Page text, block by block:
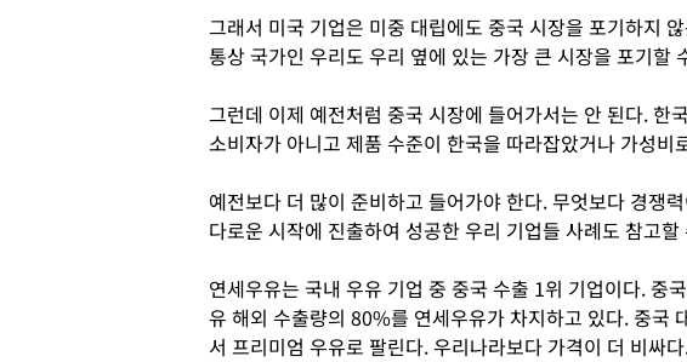
그래서 미국 기업은 미중 대립에도 중국 시장을 포기하지
통상 국가인 우리도 우리 옆에 있는 가장 큰 시장을 포기할
그런데 이제 예전처럼 중국 시장에 들어가서는 안 된다. 한
소비자가 아니고 제품 수준이 한국을 따라잡았거나 가성비
예전보다 더 많이 준비하고 들어가야 한다. 무엇보다 경쟁
다로운 시작에 진출하여 성공한 우리 기업들 사례도 참고할
연세우유는 국내 우유 기업 중 중국 수출 1위 기업이다. 중
유 해외 수출량의 80%를 연세우유가 차지하고 있다. 중국
서 프리미엄 우유로 팔린다. 우리나라보다 가격이 더 비싸